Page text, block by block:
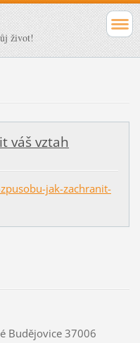
život!
váš vztah
jak-zachranit-
Budějovice 37006